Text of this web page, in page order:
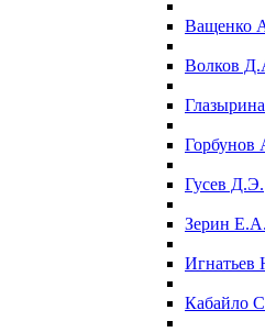
Ващенко
Волков
Горбунов
Гусев Д.Э.
Зерин Е.А.
Игнатьев
Кабайло